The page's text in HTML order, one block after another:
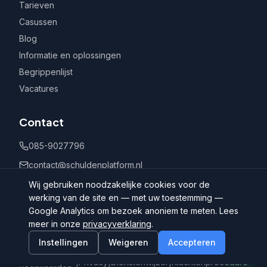
Tarieven
Casussen
Blog
Informatie en oplossingen
Begrippenlijst
Vacatures
Contact
085-9027796
contact@schuldenplatform.nl
Postbus 802, 7400 AV Deventer
©
Schuldenplatform.nl
Algemene
|Privacy |Dienstenwijzer |Klachtenprocedure
Wij gebruiken noodzakelijke cookies voor de
werking van de site en — met uw toestemming —
Google Analytics om bezoek anoniem te meten. Lees
meer in onze privacyverklaring.
Instellingen
Weigeren Accepteren